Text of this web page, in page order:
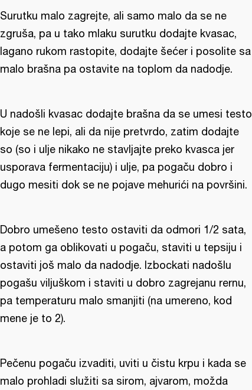
Surutku malo zagrejte, ali samo malo da se ne
zgruša, pa u tako mlaku surutku dodajte kvasac,
lagano rukom rastopite, dodajte šećer i posolite sa
malo brašna pa ostavite na toplom da nadodje.
U nadošli kvasac dodajte brašna da se umesi testo
koje se ne lepi, ali da nije pretvrdo, zatim dodajte
so (so i ulje nikako ne stavljajte preko kvasca jer
usporava fermentaciju) i ulje, pa pogaču dobro i
dugo mesiti dok se ne pojave mehurići na površini.
Dobro umešeno testo ostaviti da odmori 1/2 sata,
a potom ga oblikovati u pogaču, staviti u tepsiju i
ostaviti još malo da nadodje. Izbockati nadošlu
pogašu viljuškom i staviti u dobro zagrejanu rernu,
pa temperaturu malo smanjiti (na umereno, kod
mene je to 2).
Pečenu pogaču izvaditi, uviti u čistu krpu i kada se
malo prohladi služiti sa sirom, ajvarom, možda